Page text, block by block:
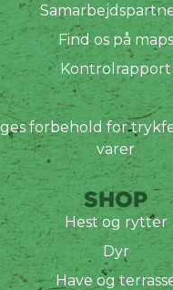
Find os på maps
Kontrolrapport
forbehold for
varer
SHOP
Hest og rytter
Dyr
Have og